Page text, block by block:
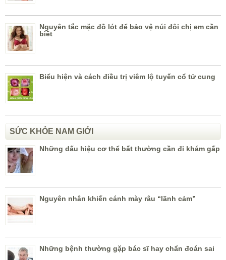
Nguyên tắc mặc đồ lót để bảo vệ núi đôi chị em cần
biết
Biểu hiện và cách điều trị viêm lộ tuyến cổ tử cung
SỨC KHỎE NAM GIỚI
Những dấu hiệu cơ thể bất thường cần đi khám gấp
Nguyên nhân khiến cánh mày râu “lãnh cảm”
Những bệnh thường gặp bác sĩ hay chẩn đoán sai